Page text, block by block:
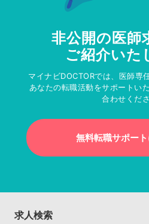
非公開の医師
ご紹介いた
マイナビDOCTORでは、医師専
あなたの転職活動をサポートい
合わせくださ
無料転職サポー
求人検索